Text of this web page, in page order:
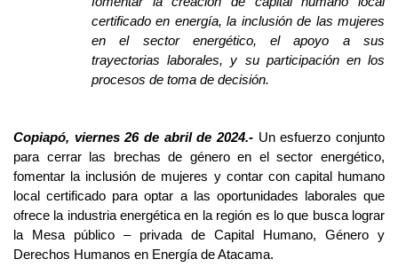
certificado en energía, la inclusión de las mujeres
en el sector energético, el apoyo a sus
trayectorias laborales, y su participación en los
procesos de toma de decisión.
Copiapó, viernes 26 de abril de 2024.- Un esfuerzo conjunto
para cerrar las brechas de género en el sector energético,
fomentar la inclusión de mujeres y contar con capital humano
local certificado para optar a las oportunidades laborales que
ofrece la industria energética en la región es lo que busca lograr
la Mesa público – privada de Capital Humano, Género y
Derechos Humanos en Energía de Atacama.